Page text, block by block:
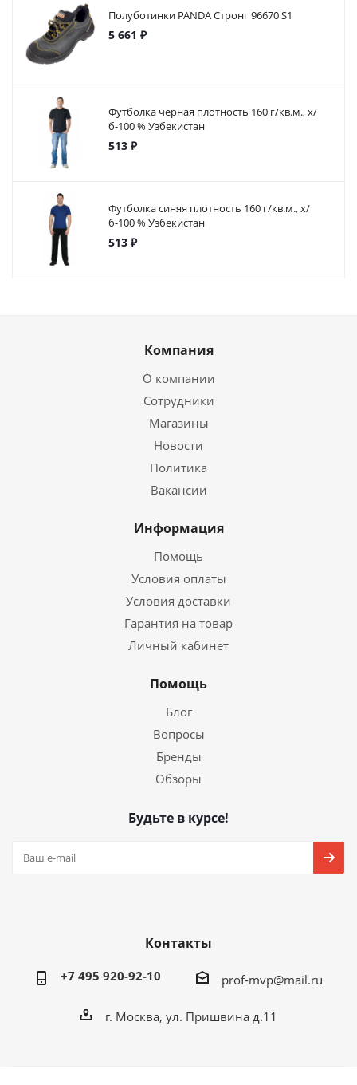
Полуботинки PANDA Стронг 96670 S1
5 661 ₽
Футболка чёрная плотность 160 г/кв.м., х/
б-100 % Узбекистан
513 ₽
Футболка синяя плотность 160 г/кв.м., х/
б-100 % Узбекистан
513 ₽
Компания
О компании
Сотрудники
Магазины
Новости
Политика
Вакансии
Информация
Помощь
Условия оплаты
Условия доставки
Гарантия на товар
Личный кабинет
Помощь
Блог
Вопросы
Бренды
Обзоры
Будьте в курсе!
Контакты
+7 495 920-92-10 prof-mvp@mail.ru
г. Москва, ул. Пришвина д.11